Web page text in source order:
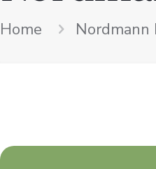
Home Nordmann